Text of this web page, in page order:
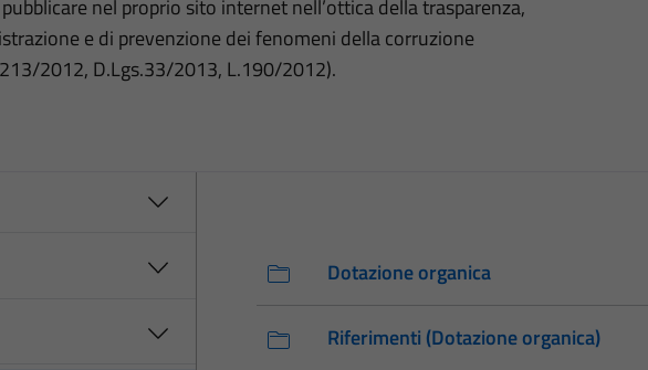
nel proprio sito internet nell’ottica della trasparenza,
e di prevenzione dei fenomeni della corruzione
2012, D.Lgs.33/2013, L.190/2012).
Dotazione organica
Riferimenti (Dotazione organica)